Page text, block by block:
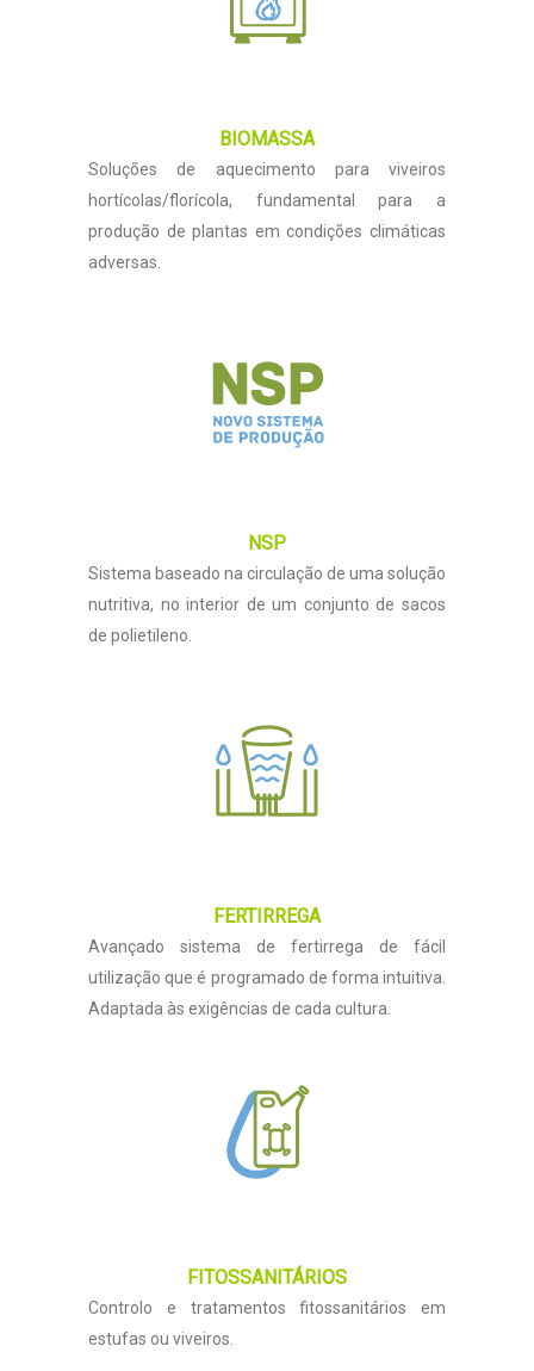
BIOMASSA
Soluções de aquecimento para viveiros
hortícolas/florícola, fundamental para a
produção de plantas em condições climáticas
adversas.
NSP
Sistema baseado na circulação de uma solução
nutritiva, no interior de um conjunto de sacos
de polietileno.
FERTIRREGA
Avançado sistema de fertirrega de fácil
utilização que é programado de forma intuitiva.
Adaptada às exigências de cada cultura.
FITOSSANITÁRIOS
Controlo e tratamentos fitossanitários em
estufas ou viveiros.